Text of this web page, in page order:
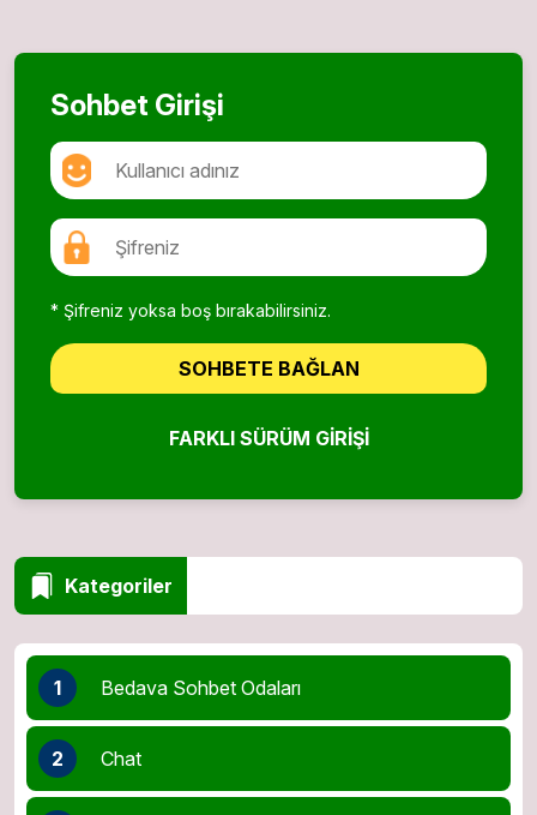
Sohbet Girişi
* Şifreniz yoksa boş bırakabilirsiniz.
SOHBETE BAĞLAN
FARKLI SÜRÜM GIRIŞI
Kategoriler
1 Bedava Sohbet Odaları
2 Chat